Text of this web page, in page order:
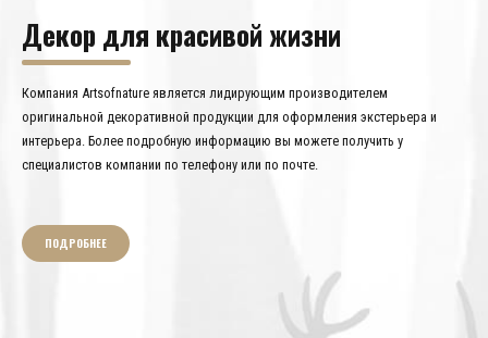
Декор для красивой жизни
Компания Artsofnature является лидирующим производителем
оригинальной декоративной продукции для оформления экстерьера и
интерьера. Более подробную информацию вы можете получить у
специалистов компании по телефону или по почте.
ПОДРОБНЕЕ